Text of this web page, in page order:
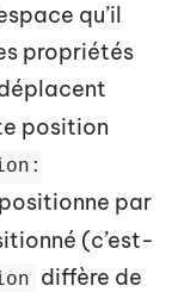
qu’il
propriétés
position
par
(c’est-
diffère de